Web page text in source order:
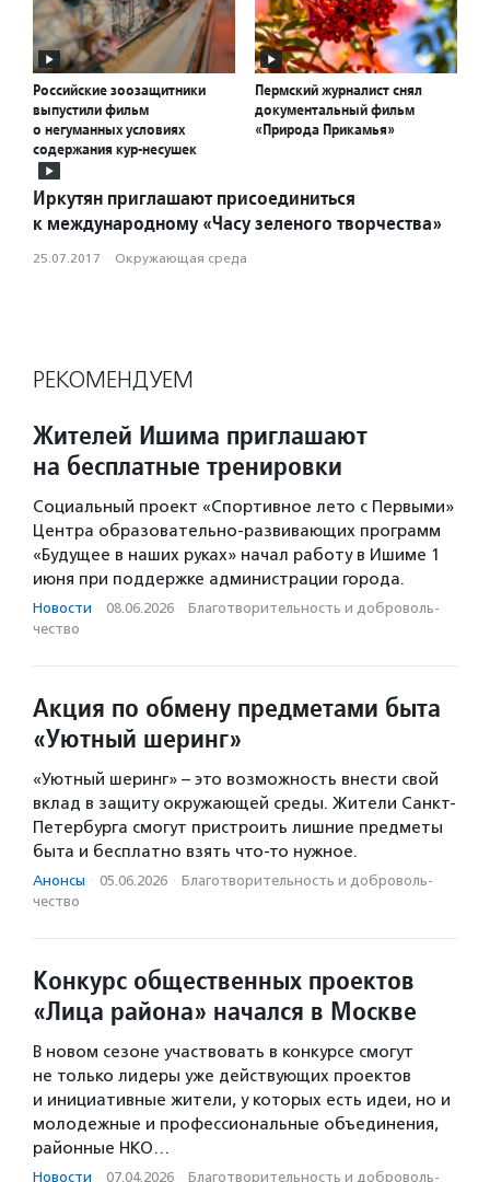
Российские зоозащитники
выпустили фильм
о негуманных условиях
содержания кур-несушек
Пермский журналист снял
документальный фильм
«Природа Прикамья»
Иркутян приглашают присоединиться
к международному «Часу зеленого творчества»
25.07.2017 · Окружающая среда
РЕКОМЕНДУЕМ
Жителей Ишима приглашают
на бесплатные тренировки
Социальный проект «Спортивное лето с Первыми»
Центра образовательно-развивающих программ
«Будущее в наших руках» начал работу в Ишиме 1
июня при поддержке администрации города.
Новости · 08.06.2026 · Благотвори­тель­ность и доброволь­
чест­во
Акция по обмену предметами быта
«Уютный шеринг»
«Уютный шеринг» – это возможность внести свой
вклад в защиту окружающей среды. Жители Санкт-
Петербурга смогут пристроить лишние предметы
быта и бесплатно взять что-то нужное.
Анонсы · 05.06.2026 · Благотвори­тель­ность и доброволь­
чест­во
Конкурс общественных проектов
«Лица района» начался в Москве
В новом сезоне участвовать в конкурсе смогут
не только лидеры уже действующих проектов
и инициативные жители, у которых есть идеи, но и
молодежные и профессиональные объединения,
районные НКО…
Новости · 07.04.2026 · Благотвори­тель­ность и доброволь­